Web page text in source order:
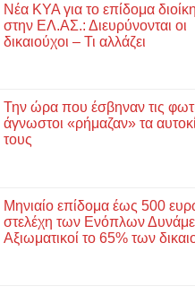
Νέα ΚΥΑ για το επίδομα
στην ΕΛ.ΑΣ.: Διευρύνονται οι
δικαιούχοι – Τι αλλάζει
Την ώρα που έσβηναν τις
άγνωστοι «ρήμαζαν» τα
τους
Μηνιαίο επίδομα έως 500
στελέχη των Ενόπλων
Αξιωματικοί το 65% των